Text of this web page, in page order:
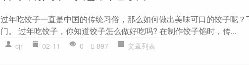
过年吃饺子一直是中国的传统习俗，那么如何做出美味可口的饺子呢
门。 过年吃饺子，你知道饺子怎么做好吃吗? 在制作饺子馅时，传...
cjr 02-11 0 897 文章列表